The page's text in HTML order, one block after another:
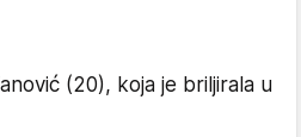
(20), koja je briljirala u